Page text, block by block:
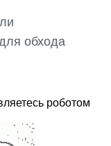
обхода
роботом